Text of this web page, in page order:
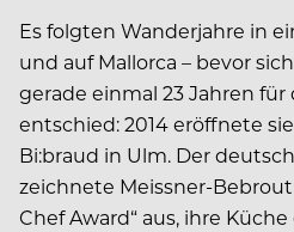
Es folgten Wanderjahre in
und auf Mallorca – bevor
gerade einmal 23 Jahren für
entschied: 2014 eröffnete
Bi:braud in Ulm. Der
zeichnete Meissner-
Chef Award“ aus, ihre